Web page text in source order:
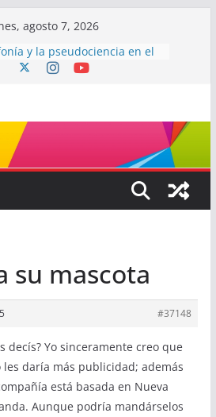
agosto 7, 2026
y la pseudociencia en el
(o cómo debatir sin
a los golpes)
menos capaces de lo que
su mascota
#37148
decís? Yo sinceramente creo que
les daría más publicidad; además
está basada en Nueva
Aunque podría mandárselos